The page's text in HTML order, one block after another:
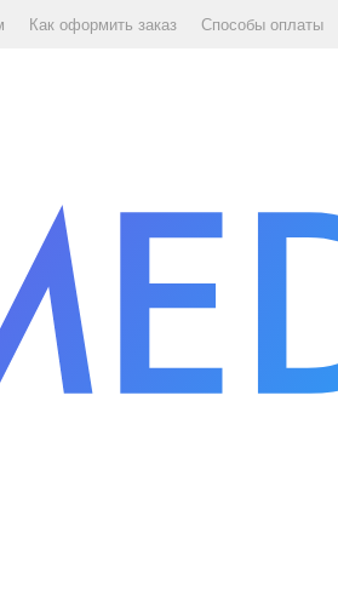
Как оформить заказ Способы оплаты